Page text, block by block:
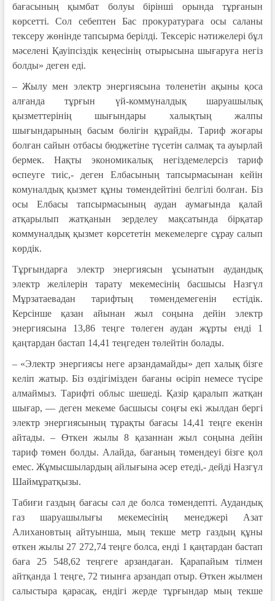
бағасының қымбат болуы бірінші орында тұрғанын
көрсетті. Сол себептен Бас прокуратураға осы саланы
тексеру жөнінде тапсырма берілді. Тексеріс нәтижелері бұл
мәселені Қауіпсіздік кеңесінің отырысына шығаруға негіз
болды» деген еді.
– Жылу мен электр энергиясына төленетін ақыны қоса
алғанда тұрғын үй-коммуналдық шаруашылық
қызметтерінің шығындары халықтың жалпы
шығындарының басым бөлігін құрайды. Тариф жоғары
болған сайын отбасы бюджетіне түсетін салмақ та ауырлай
бермек. Нақты экономикалық негіздемелерсіз тариф
өспеуге тиіс,- деген Елбасының тапсырмасынан кейін
комуналдық қызмет құны төмендейтіні белгілі болған. Біз
осы Елбасы тапсырмасының аудан аумағында қалай
атқарылып жатқанын зерделеу мақсатында бірқатар
коммуналдық қызмет көрсететін мекемелерге сұрау салып
көрдік.
Тұрғындарға электр энергиясын ұсынатын аудандық
электр желілерін тарату мекемесінің басшысы Назгүл
Мұрзатаевадан тарифтың төмендемегенін естідік.
Керсінше қазан айынан жыл соңына дейін электр
энергиясына 13,86 теңге төлеген аудан жұрты енді 1
қаңтардан бастап 14,41 теңгеден төлейтін болады.
– «Электр энергиясы неге арзандамайды» деп халық бізге
келіп жатыр. Біз өздігімізден бағаны өсіріп немесе түсіре
алмаймыз. Тарифті облыс шешеді. Қазір қаралып жатқан
шығар, — деген мекеме басшысы соңғы екі жылдан бергі
электр энергиясының тұрақты бағасы 14,41 теңге екенін
айтады. – Өткен жылы 8 қазаннан жыл соңына дейін
тариф төмен болды. Алайда, бағаның төмендеуі бізге қол
емес. Жұмысшылардың айлығына әсер етеді,- дейді Назгүл
Шаймұратқызы.
Табиғи газдың бағасы сәл де болса төмендепті. Аудандық
газ шаруашылығы мекемесінің менеджері Азат
Алихановтың айтуынша, мың текше метр газдың құны
өткен жылы 27 272,74 теңге болса, енді 1 қаңтардан бастап
баға 25 548,62 теңгеге арзандаған. Қарапайым тілмен
айтқанда 1 теңге, 72 тиынға арзандап отыр. Өткен жылмен
салыстыра қарасақ, ендігі жерде тұрғындар мың текше